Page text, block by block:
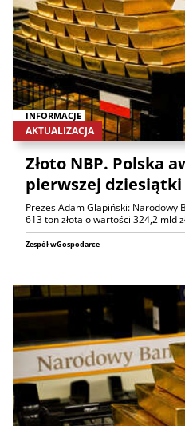
INFORMACJE
AKTUALIZACJA
Złoto NBP. Polska
pierwszej dziesiątki
Prezes Adam Glapiński: Narodowy
613 ton złota o wartości 324,2 mld
Zespół wGospodarce